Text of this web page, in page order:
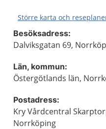
Större karta och
Besöksadress:
Dalviksgatan 69,
Län, kommun:
Östergötlands län,
Postadress:
Kry Vårdcentral
Norrköping